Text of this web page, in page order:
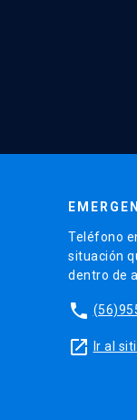
Teléfono
situación
dentro de
phone
launch Ir al